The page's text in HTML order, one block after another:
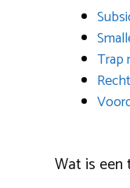
Trap
Wat is een